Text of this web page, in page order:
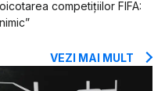
competițiilor FIFA:
VEZI MAI MULT